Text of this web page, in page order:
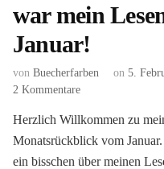
war mein
Januar!
von Buecherfarben on 5.
2 Kommentarezu
–
Das
war
Herzlich Willkommen zu
Monatsrückblick vom
ein bisschen über meinen